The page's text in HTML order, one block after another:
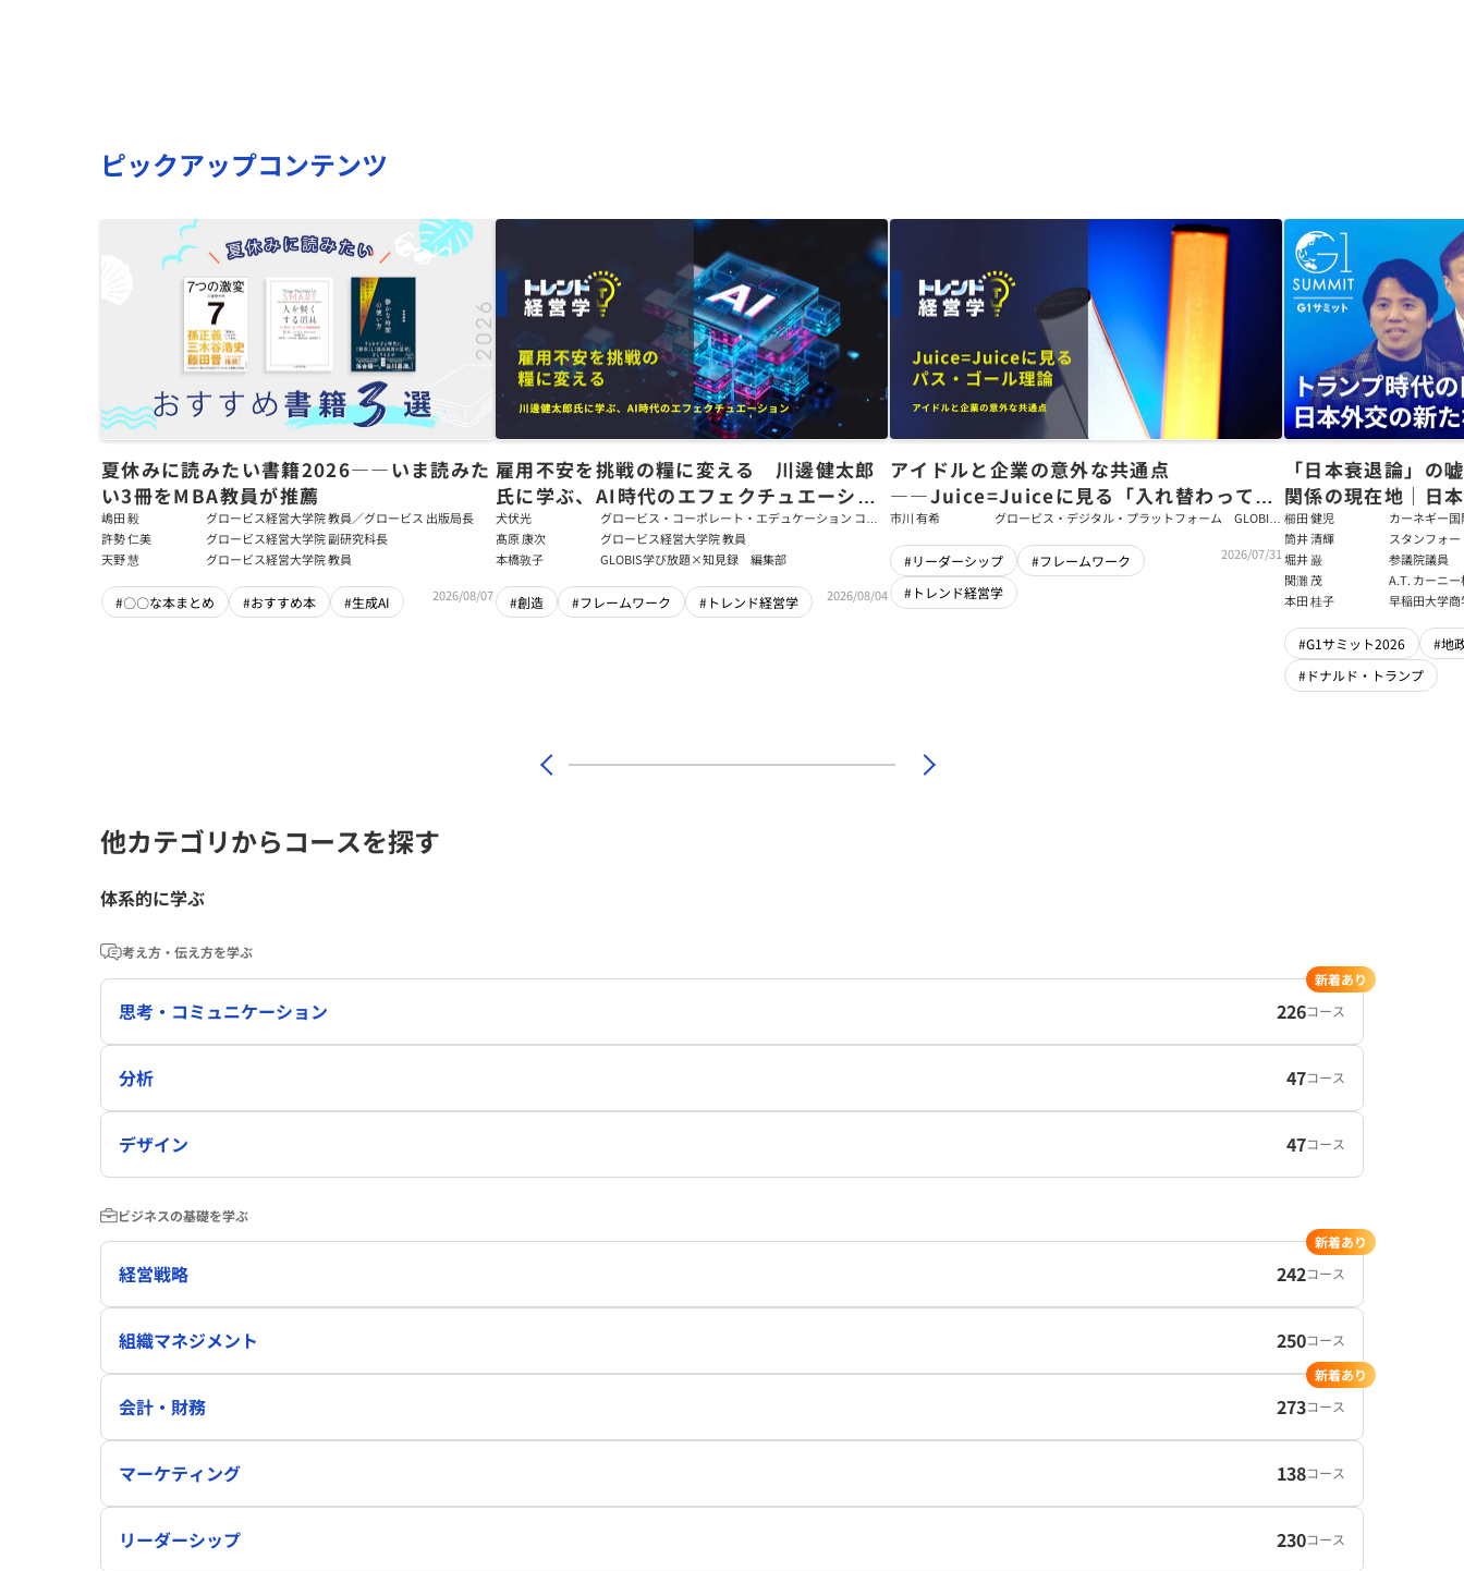
ピックアップコンテンツ
夏休みに読みたい書籍2026――いま読みた
い3冊をMBA教員が推薦
嶋田 毅
グロービス経営大学院 教員／グロービス 出版局長
許勢 仁美
グロービス経営大学院 副研究科長
天野 慧
グロービス経営大学院 教員
#〇〇な本まとめ #おすすめ本 #生成AI 2026/08/07
雇用不安を挑戦の糧に変える 川邊健太郎
氏に学ぶ、AI時代のエフェクチュエーショ
ン
犬伏光
グロービス・コーポレート・エデュケーション コー
ポレート・ソリューション・チーム コンサルタント
髙原 康次
グロービス経営大学院 教員
本橋敦子
GLOBIS学び放題×知見録 編集部
#創造 #フレームワーク #トレンド経営学 2026/08/04
アイドルと企業の意外な共通点
――Juice=Juiceに見る「入れ替わっても
強いチーム」をつくるパス・ゴール理論
市川 有希
グロービス・デジタル・プラットフォーム GLOBIS
#リーダーシップ
#フレームワーク
#トレンド経営学
2026/07/31
「日本衰退論」の
関係の現在地｜日
戦略【櫛田健児×
輝】
櫛田 健児
カーネギー
ラムディレ
筒井 清輝
スタンフォ
大学アジア
フェロー
堀井 巌
参議院議員
関灘 茂
A.T. カーニ
本法人会長
本田 桂子 早稲田大学
#G1サミット2026
#地
#ドナルド・トランプ
他カテゴリからコースを探す
体系的に学ぶ
考え方・伝え方を学ぶ
思考・コミュニケーション 226コース
新着あり
分析 47コース
デザイン 47コース
ビジネスの基礎を学ぶ
経営戦略 242コース
新着あり
組織マネジメント 250コース
会計・財務 273コース
新着あり
マーケティング 138コース
リーダーシップ 230コース